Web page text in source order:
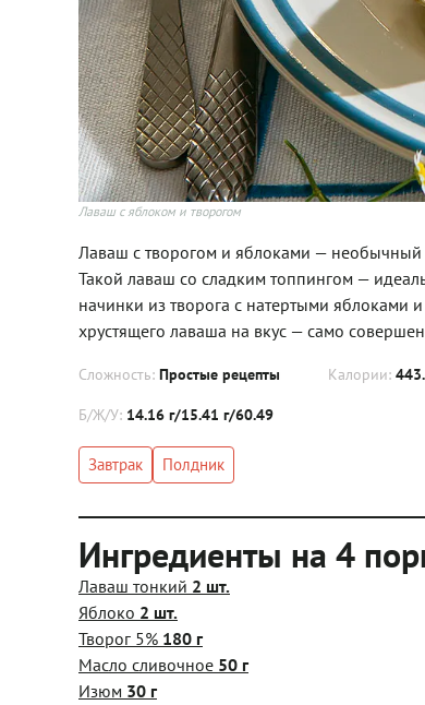
Лаваш с яблоком и творогом
Лаваш с творогом и яблоками — необычный
Такой лаваш со сладким топпингом —
начинки из творога с натертыми яблоками
хрустящего лаваша на вкус — само
Сложность: Простые рецепты Калории:
Б/Ж/У: 14.16 г/15.41 г/60.49
Завтрак Полдник
Ингредиенты на 4
Лаваш тонкий 2 шт.
Яблоко 2 шт.
Творог 5% 180 г
Масло сливочное 50 г
Изюм 30 г